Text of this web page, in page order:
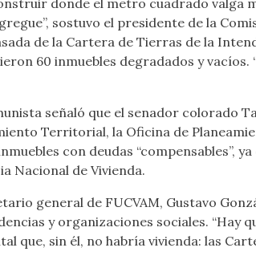
donde el metro cuadrado valga
sostuvo el presidente de la
de la Cartera de Tierras de la
60 inmuebles degradados y
señaló que el senador colorado
Territorial, la Oficina de
con deudas “compensables”,
Nacional de Vivienda.
general de FUCVAM, Gustavo
y organizaciones sociales.
que, sin él, no habría vivienda: las